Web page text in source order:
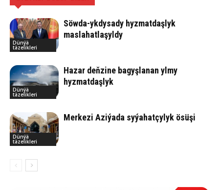
Dünýä
täzelikleri
Söwda-ykdysady hyzmatdaşlyk
maslahatlaşyldy
Dünýä
täzelikleri
Hazar deňzine bagyşlanan ylmy
hyzmatdaşlyk
Dünýä
täzelikleri
Merkezi Aziýada syýahatçylyk ösüşi